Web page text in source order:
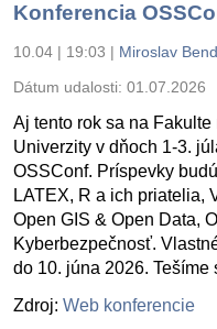
Konferencia
10.04 | 19:03 | Miroslav
Dátum udalosti: 01.07.2026
Aj tento rok sa na
Univerzity v dňoch 1-3.
OSSConf. Príspevky
LATEX, R a ich priatelia,
Open GIS & Open Data,
Kyberbezpečnosť.
do 10. júna 2026. Tešíme
Zdroj: Web konferencie